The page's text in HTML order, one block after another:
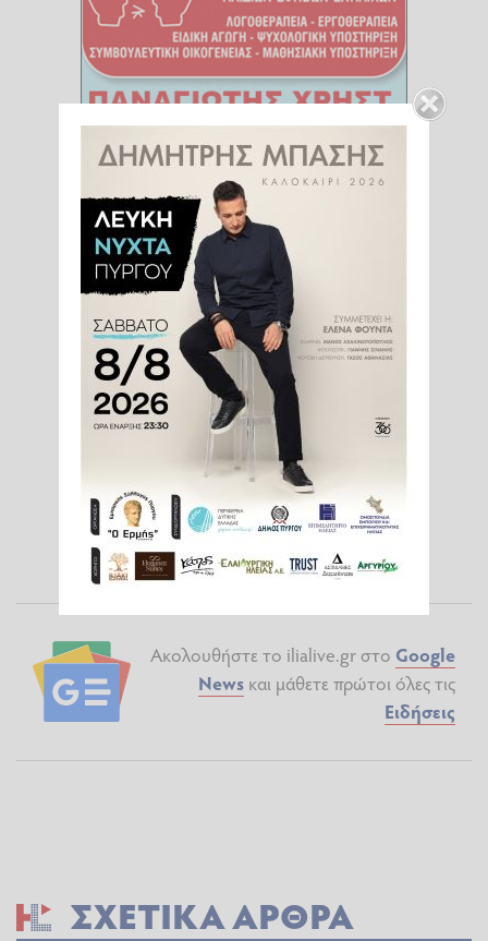
Ακολουθήστε το ilialive.gr στο Google
News και μάθετε πρώτοι όλες τις
Ειδήσεις
ΣΧΕΤΙΚΆ ΆΡΘΡΑ